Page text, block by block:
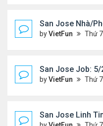
San Jose Nhà/
byVietFun Thứ 7 Tháng 5 29,
San Jose Job: 5/
byVietFun Thứ 7 Tháng 5 29,
San Jose Linh